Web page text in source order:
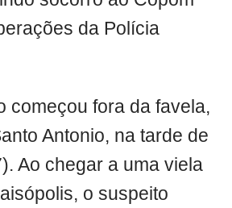
da Polícia
começou fora da favela,
Antonio, na tarde de
Ao chegar a uma viela
o suspeito